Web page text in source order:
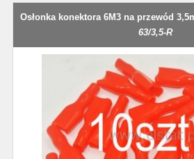
Osłonka konektora 6M3 na przewód
63/3,5-R